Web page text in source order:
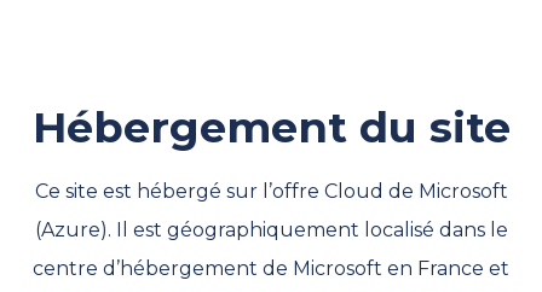
Hébergement du site
Ce site est hébergé sur l’offre Cloud de Microsoft
(Azure). Il est géographiquement localisé dans le
centre d’hébergement de Microsoft en France et